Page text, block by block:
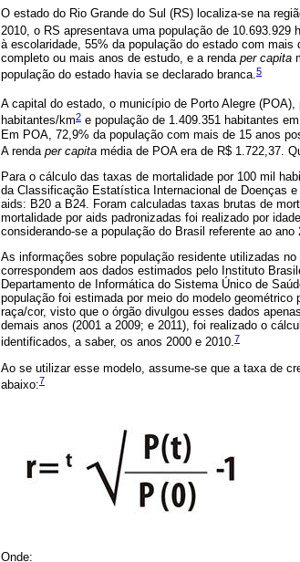
O estado do Rio Grande do Sul (RS) localiza-se na
2010, o RS apresentava uma população de
à escolaridade, 55% da população do estado com
completo ou mais anos de estudo, e a renda per capita
população do estado havia se declarado branca.5
A capital do estado, o município de Porto Alegre
habitantes/km2 e população de 1.409.351 habitantes
Em POA, 72,9% da população com mais de 15 anos
A renda per capita média de POA era de R$ 1.722,37.
Para o cálculo das taxas de mortalidade por 100 mil
da Classificação Estatística Internacional de Doenças
aids: B20 a B24. Foram calculadas taxas brutas de
mortalidade por aids padronizadas foi realizado por
considerando-se a população do Brasil referente ao ano
As informações sobre população residente utilizadas
correspondem aos dados estimados pelo Instituto
Departamento de Informática do Sistema Único de
população foi estimada por meio do modelo
raça/cor, visto que o órgão divulgou esses dados
demais anos (2001 a 2009; e 2011), foi realizado o
identificados, a saber, os anos 2000 e 2010.7
Ao se utilizar esse modelo, assume-se que a taxa de
abaixo:7
Onde: